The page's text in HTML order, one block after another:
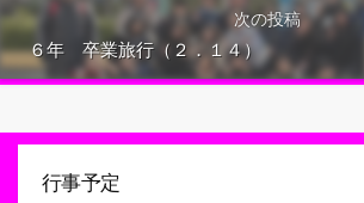
次の投稿
６年 卒業旅行（２．１４）
行事予定